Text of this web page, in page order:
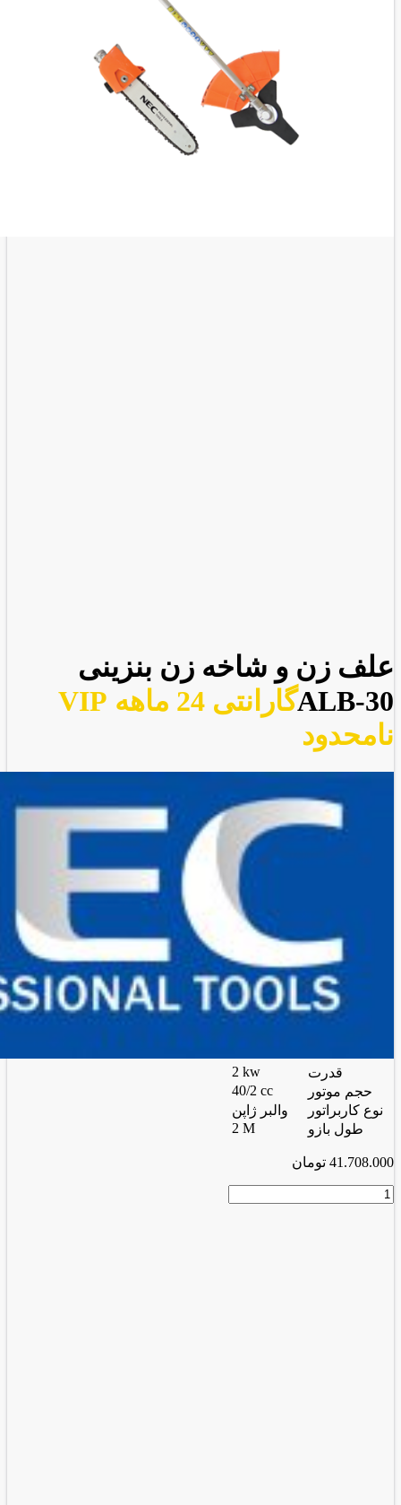
علف زن و شاخه زن بنزینی
ALB-30
گارانتی 24 ماهه VIP
نامحدود
قدرت
2 kw
حجم موتور
40/2 cc
نوع کاربراتور
والبر ژاپن
طول بازو
2 M
41.708.000 تومان
علف